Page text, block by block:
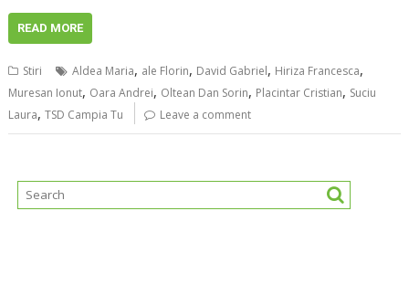
READ MORE
Stiri Aldea Maria, ale Florin, David Gabriel, Hiriza Francesca,
Muresan Ionut, Oara Andrei, Oltean Dan Sorin, Placintar Cristian, Suciu
Laura,TSD Campia Tu Leave a comment